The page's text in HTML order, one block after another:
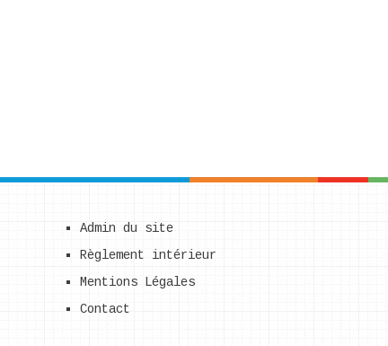
Admin du site
Règlement intérieur
Mentions Légales
Contact